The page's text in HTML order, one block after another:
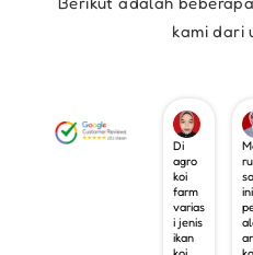
kami dari
Di
agro
koi
farm
varias
i jenis
ikan
ini